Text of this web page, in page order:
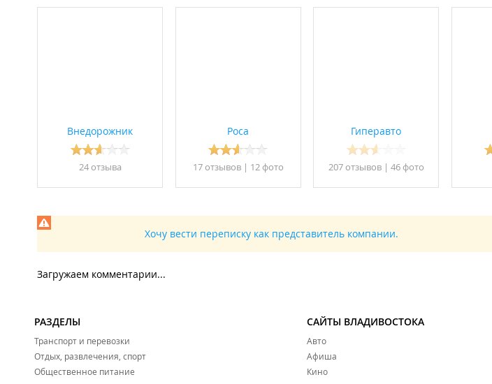
Внедорожник
24 отзывa
Роса
17 отзывов| 12 фото
Гиперавто
207 отзывов| 46 фото
Хочу вести переписку как представитель компании.
Загружаем комментарии...
РАЗДЕЛЫ
Транспорт и перевозки
Отдых, развлечения, спорт
Общественное питание
САЙТЫ ВЛАДИВОСТОКА
Авто
Афиша
Кино